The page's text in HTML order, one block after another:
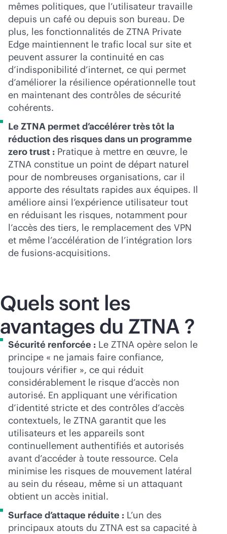
mêmes politiques, que l’utilisateur travaille
depuis un café ou depuis son bureau. De
plus, les fonctionnalités de ZTNA Private
Edge maintiennent le trafic local sur site et
peuvent assurer la continuité en cas
d’indisponibilité d’internet, ce qui permet
d’améliorer la résilience opérationnelle tout
en maintenant des contrôles de sécurité
cohérents.
Le ZTNA permet d’accélérer très tôt la
réduction des risques dans un programme
zero trust : Pratique à mettre en œuvre, le
ZTNA constitue un point de départ naturel
pour de nombreuses organisations, car il
apporte des résultats rapides aux équipes. Il
améliore ainsi l’expérience utilisateur tout
en réduisant les risques, notamment pour
l’accès des tiers, le remplacement des VPN
et même l’accélération de l’intégration lors
de fusions-acquisitions.
Quels sont les
avantages du ZTNA ?
Sécurité renforcée : Le ZTNA opère selon le
principe « ne jamais faire confiance,
toujours vérifier », ce qui réduit
considérablement le risque d’accès non
autorisé. En appliquant une vérification
d’identité stricte et des contrôles d’accès
contextuels, le ZTNA garantit que les
utilisateurs et les appareils sont
continuellement authentifiés et autorisés
avant d’accéder à toute ressource. Cela
minimise les risques de mouvement latéral
au sein du réseau, même si un attaquant
obtient un accès initial.
Surface d’attaque réduite : L’un des
principaux atouts du ZTNA est sa capacité à